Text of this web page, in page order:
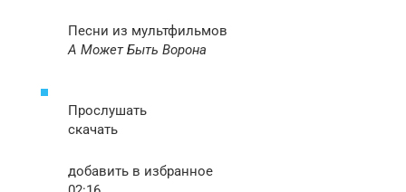
Песни из мультфильмов
А Может Быть Ворона
Прослушать
скачать
добавить в избранное